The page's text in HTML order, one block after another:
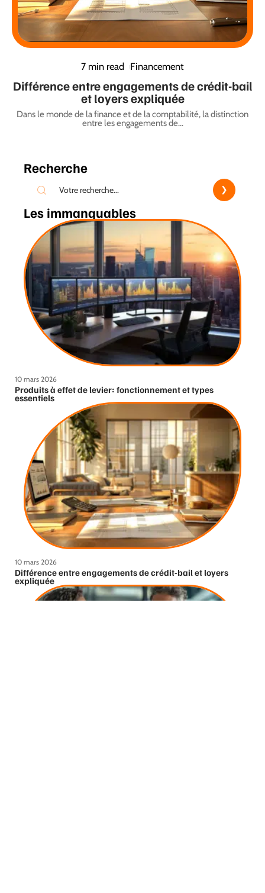
7 min read Financement
Différence entre engagements de crédit-bail
et loyers expliquée
Dans le monde de la finance et de la comptabilité, la distinction
entre les engagements de…
Recherche
Les immanquables
10 mars 2026
Produits à effet de levier: fonctionnement et types
essentiels
10 mars 2026
Différence entre engagements de crédit-bail et loyers
expliquée